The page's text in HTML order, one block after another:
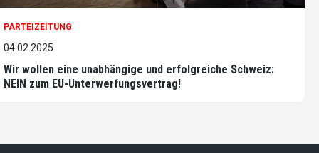
PARTEIZEITUNG
04.02.2025
Wir wollen eine unabhängige und erfolgreiche Schweiz:
NEIN zum EU-Unterwerfungsvertrag!